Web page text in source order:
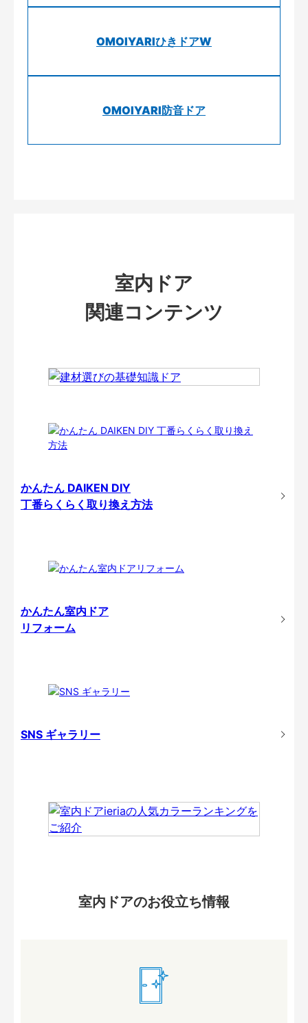
OMOIYARIひきドアW
OMOIYARI防音ドア
室内ドア
関連コンテンツ
かんたん DAIKEN DIY
丁番らくらく取り換え方法
かんたん室内ドア
リフォーム
SNS ギャラリー
室内ドアのお役立ち情報